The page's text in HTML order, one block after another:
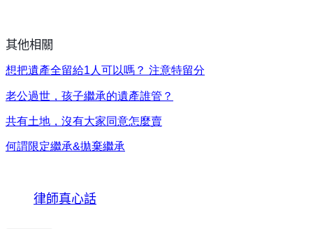
其他相關
想把遺產全留給1 人可以嗎？ 注意特留分
老公過世， 孩子繼承的遺產誰管？
共有土地，沒有大家同意怎麼賣
何謂限定繼承&拋棄繼承
律師真心話